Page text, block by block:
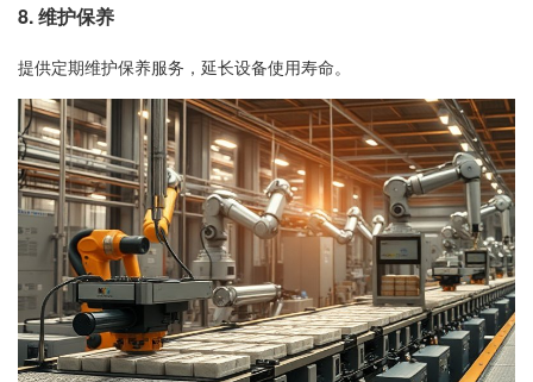
8. 维护保养
提供定期维护保养服务，延长设备使用寿命。